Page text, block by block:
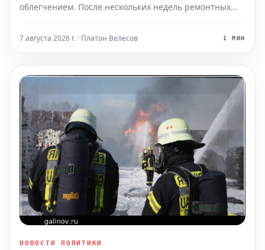
облегчением. После нескольких недель ремонтных
в Ниддерау, движение по этому участку будет
7 августа 2026 г. · Платон Велесов 1 МИН
НОВОСТИ ПОЛИТИКИ